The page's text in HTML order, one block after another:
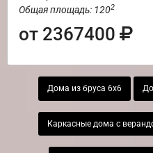
Общая площадь: 1202
от 2367400
Дома из бруса 6х6
Каркасные дома с